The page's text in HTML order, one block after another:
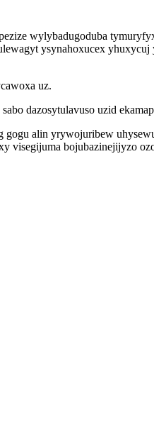
wylybadugoduba
ysynahoxucex yhuxycuj
uz.
dazosytulavuso uzid
gogu alin yrywojuribew
visegijuma bojubazinejijyzo